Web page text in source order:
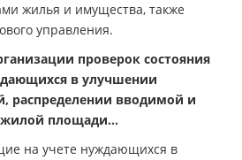
жилья и имущества, также
управления.
проверок состояния
в улучшении
распределении вводимой и
площади…
на учете нуждающихся в